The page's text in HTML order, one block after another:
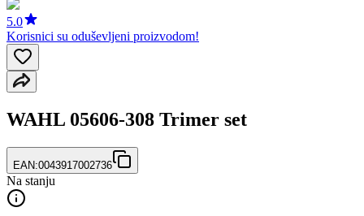
5.0
Korisnici su oduševljeni proizvodom!
WAHL 05606-308 Trimer set
EAN:0043917002736
Na stanju